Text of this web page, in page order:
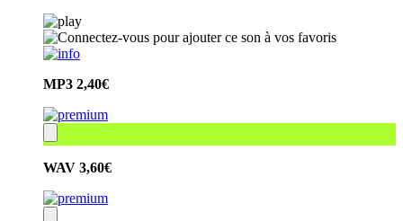
MP3 2,40€
WAV 3,60€